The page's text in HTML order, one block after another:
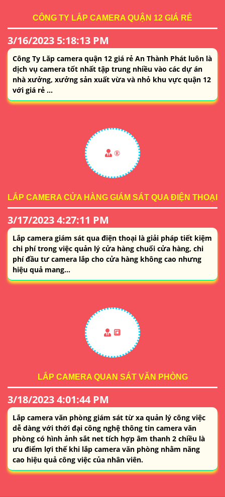
CÔNG TY LẮP CAMERA QUẬN 12 GIÁ RẺ
3/16/2023 5:18:13 PM
Công Ty Lăp camera quận 12 giá rẻ An Thành Phát luôn là
dịch vụ camera tốt nhất tập trung nhiều vào các dự án
nhà xưởng, xưởng sản xuất vừa và nhỏ khu vực quận 12
với giá rẻ ...
®️
LẮP CAMERA CỬA HÀNG GIÁM SÁT QUA ĐIỆN THOẠI
3/17/2023 4:27:11 PM
Lắp camera giám sát qua điện thoại là giải pháp tiết kiệm
chi phí trong việc quản lý cửa hàng chuổi cửa hàng, chi
phí đầu tư camera lắp cho cửa hàng không cao nhưng
hiệu quả mang...
🔳
LẮP CAMERA QUAN SÁT VĂN PHÒNG
3/18/2023 4:01:44 PM
Lắp camera văn phòng giám sát từ xa quản lý công việc
dễ dàng với thới đại công nghệ thông tin camera văn
phòng có hình ảnh sắt net tích hợp âm thanh 2 chiều là
ưu điểm lợi thế khi lắp camera văn phòng nhằm năng
cao hiệu quả công việc của nhân viên.